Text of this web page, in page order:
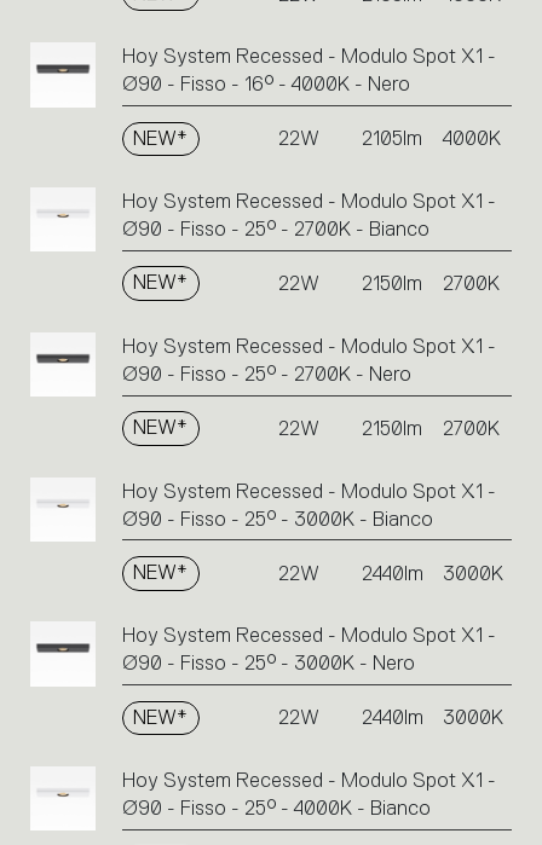
Hoy System Recessed - Modulo Spot X1 -
Ø90 - Fisso - 16° - 4000K - Nero
NEW* 22W 2105lm 4000K
Hoy System Recessed - Modulo Spot X1 -
Ø90 - Fisso - 25° - 2700K - Bianco
NEW* 22W 2150lm 2700K
Hoy System Recessed - Modulo Spot X1 -
Ø90 - Fisso - 25° - 2700K - Nero
NEW* 22W 2150lm 2700K
Hoy System Recessed - Modulo Spot X1 -
Ø90 - Fisso - 25° - 3000K - Bianco
NEW* 22W 2440lm 3000K
Hoy System Recessed - Modulo Spot X1 -
Ø90 - Fisso - 25° - 3000K - Nero
NEW* 22W 2440lm 3000K
Hoy System Recessed - Modulo Spot X1 -
Ø90 - Fisso - 25° - 4000K - Bianco